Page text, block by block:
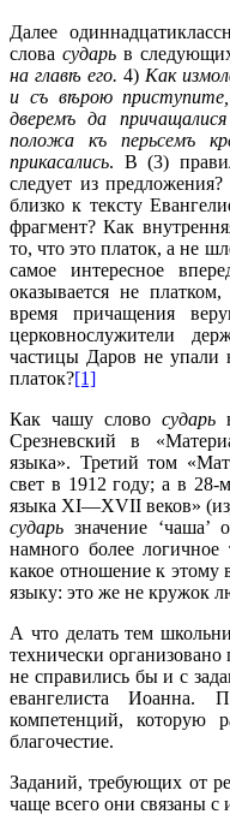
Далее
слова сударь в
на главѣ его. 4) Как
и съ вѣрою
дверемъ да
положа къ перьсемъ
прикасались. В (3)
следует из
близко к тексту
фрагмент? Как
то, что это платок, а не
самое интересное
оказывается не
время причащения
церковнослужители
частицы Даров не упали
платок?[1]
Как чашу словосударь
Срезневский в
языка». Третий том
свет в 1912 году; а в 28-
языка XI—XVII веков»
сударь значение ‘чаша’
намного более
какое отношение к этому
языку: это же не кружок
А что делать тем
технически
не справились бы и с
евангелиста Иоанна.
компетенций, которую
благочестие.
Заданий, требующих от
чаще всего они связаны с